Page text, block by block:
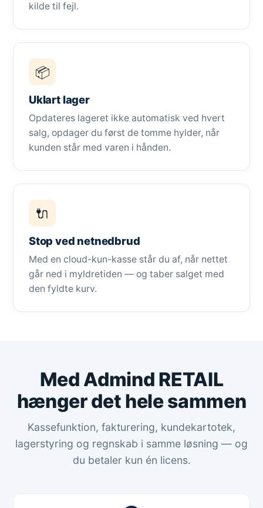
kilde til fejl.
📦
Uklart lager
Opdateres lageret ikke automatisk ved hvert
salg, opdager du først de tomme hylder, når
kunden står med varen i hånden.
🔌
Stop ved netnedbrud
Med en cloud-kun-kasse står du af, når nettet
går ned i myldretiden — og taber salget med
den fyldte kurv.
Med Admind RETAIL
hænger det hele sammen
Kassefunktion, fakturering, kundekartotek,
lagerstyring og regnskab i samme løsning — og
du betaler kun én licens.